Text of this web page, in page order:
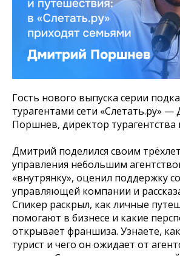
Гость нового выпуска серии
турагентами сети «Слетать.ру»
Поршнев, директор турагентства
Дмитрий поделился своим
управления небольшим
«внутрянку», оценил поддержку
управляющей компании и
Спикер раскрыл, как личные
помогают в бизнесе и какие
открывает франшиза. Узнаете,
турист и чего он ожидает от